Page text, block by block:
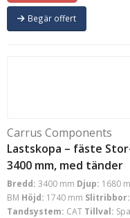
Begär offert
Carrus Components
Lastskopa – fäste
3400 mm, med tänder
Bredd: 3400 mm Djup: 1680
BM Höjd: 1740 mm Slitribbor:
Tandsystem: CAT Tillval: